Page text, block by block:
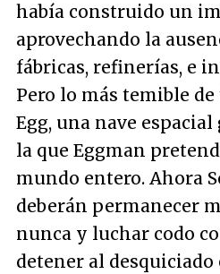
había construido un
aprovechando la
fábricas, refinerías, e
Pero lo más temible
Egg, una nave espacial
la que Eggman
mundo entero. Ahora
deberán permanecer
nunca y luchar codo
detener al